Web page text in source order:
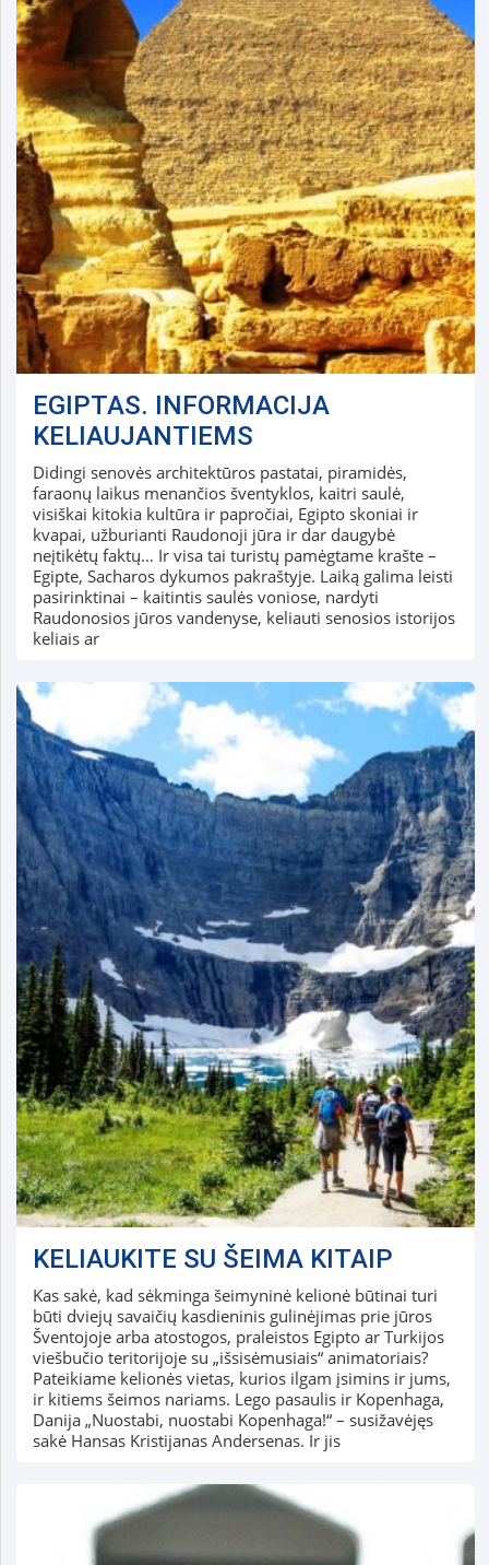
EGIPTAS. INFORMACIJA
KELIAUJANTIEMS
Didingi senovės architektūros pastatai, piramidės,
faraonų laikus menančios šventyklos, kaitri saulė,
visiškai kitokia kultūra ir papročiai, Egipto skoniai ir
kvapai, užburianti Raudonoji jūra ir dar daugybė
neįtikėtų faktų… Ir visa tai turistų pamėgtame krašte –
Egipte, Sacharos dykumos pakraštyje. Laiką galima leisti
pasirinktinai – kaitintis saulės voniose, nardyti
Raudonosios jūros vandenyse, keliauti senosios istorijos
keliais ar
KELIAUKITE SU ŠEIMA KITAIP
Kas sakė, kad sėkminga šeimyninė kelionė būtinai turi
būti dviejų savaičių kasdieninis gulinėjimas prie jūros
Šventojoje arba atostogos, praleistos Egipto ar Turkijos
viešbučio teritorijoje su „išsisėmusiais“ animatoriais?
Pateikiame kelionės vietas, kurios ilgam įsimins ir jums,
ir kitiems šeimos nariams. Lego pasaulis ir Kopenhaga,
Danija „Nuostabi, nuostabi Kopenhaga!“ – susižavėjęs
sakė Hansas Kristijanas Andersenas. Ir jis